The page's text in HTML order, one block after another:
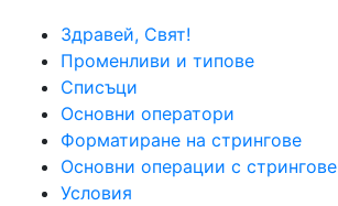
Здравей, Свят!
Променливи и типове
Списъци
Основни оператори
Форматиране на стрингове
Основни операции с стрингове
Условия